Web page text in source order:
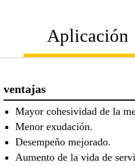
Aplicación
ventajas
Mayor cohesividad de la
Menor exudación.
Desempeño mejorado.
Aumento de la vida de